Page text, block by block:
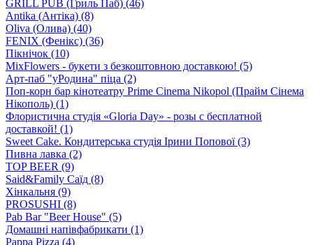
GRILL PUB (Гриль Паб) (46)
Antika (Антіка) (8)
Oliva (Олива) (40)
FENIX (Фенікс) (36)
Пікнічок (10)
MixFlowers - букети з безкоштовною доставкою! (5)
Арт-паб "уРодина" піца (2)
Поп-корн бар кінотеатру Prime Cinema Nikopol (Прайм Сінема
Нікополь) (1)
Флористична студія «Gloriа Day» - розы с бесплатной
доставкой! (1)
Sweet Cake. Кондитерська студія Ірини Попової (3)
Пивна лавка (2)
TOP BEER (9)
Said&Family Саїд (8)
Хінкальня (9)
PROSUSHI (8)
Pab Bar "Beer House" (5)
Домашні напівфабрикати (1)
Pappa Pizza (4)